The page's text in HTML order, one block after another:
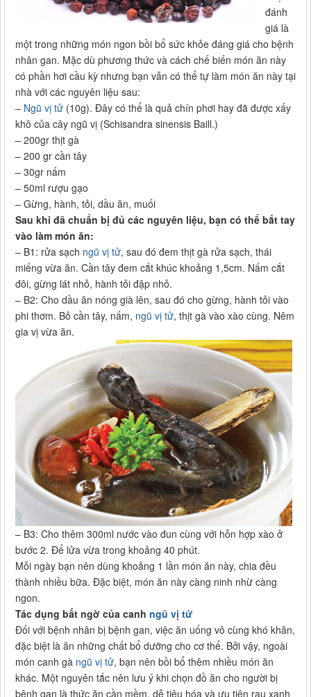
đánh
giá là
một trong những món ngon bồi bổ sức khỏe đáng giá cho bệnh
nhân gan. Mặc dù phương thức và cách chế biến món ăn này
có phần hơi cầu kỳ nhưng bạn vẫn có thể tự làm món ăn này tại
nhà với các nguyên liệu sau:
– Ngũ vị tử (10g). Đây có thể là quả chín phơi hay đã được xấy
khô của cây ngũ vị (Schisandra sinensis Baill.)
– 200gr thịt gà
– 200 gr cần tây
– 30gr nấm
– 50ml rượu gạo
– Gừng, hành, tỏi, dầu ăn, muối
Sau khi đã chuẩn bị đủ các nguyên liệu, bạn có thể bắt tay
vào làm món ăn:
– B1: rửa sạch ngũ vị tử, sau đó đem thịt gà rửa sạch, thái
miếng vừa ăn. Cần tây đem cắt khúc khoảng 1,5cm. Nấm cắt
đôi, gừng lát nhỏ, hành tỏi đập nhỏ.
– B2: Cho dầu ăn nóng già lên, sau đó cho gừng, hành tỏi vào
phi thơm. Bỏ cần tây, nấm, ngũ vị tử, thịt gà vào xào cùng. Nêm
gia vị vừa ăn.
– B3: Cho thêm 300ml nước vào đun cùng với hỗn hợp xào ở
bước 2. Để lửa vừa trong khoảng 40 phút.
Mỗi ngày bạn nên dùng khoảng 1 lần món ăn này, chia đều
thành nhiều bữa. Đặc biệt, món ăn này càng ninh nhừ càng
ngon.
Tác dụng bất ngờ của canh ngũ vị tử
Đối với bệnh nhân bị bệnh gan, việc ăn uống vô cùng khó khăn,
đặc biệt là ăn những chất bổ dưỡng cho cơ thể. Bởi vậy, ngoài
món canh gà ngũ vị tử, bạn nên bồi bổ thêm nhiều món ăn
khác. Một nguyên tắc nên lưu ý khi chọn đồ ăn cho người bị
bệnh gan là thức ăn cần mềm, dễ tiêu hóa và ưu tiên rau xanh